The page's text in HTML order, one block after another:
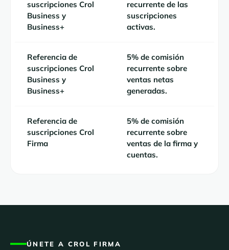
suscripciones Crol
Business y
Business+
recurrente de las
suscripciones
activas.
Referencia de
suscripciones Crol
Business y
Business+
5% de comisión
recurrente sobre
ventas netas
generadas.
Referencia de
suscripciones Crol
Firma
5% de comisión
recurrente sobre
ventas de la firma y
cuentas.
ÚNETE A CROL FIRMA